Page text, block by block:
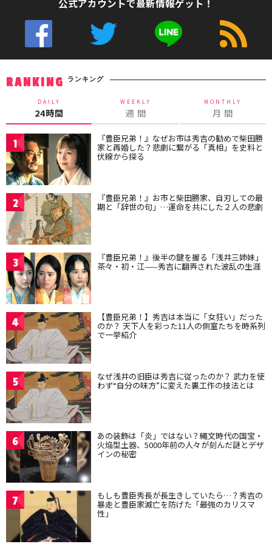
公式アカウントで最新情報ゲット！
RANKING ランキング
DAILY
24時間
WEEKLY
週 間
MONTHLY
月 間
1 『豊臣兄弟！』なぜお市は秀吉の勧めで柴田勝
家と再婚した？悲劇に繋がる「真相」を史料と
伏線から探る
2 『豊臣兄弟！』お市と柴田勝家、自刃しての最
期と「辞世の句」…運命を共にした２人の悲劇
3 『豊臣兄弟！』後半の鍵を握る「浅井三姉妹」
茶々・初・江——秀吉に翻弄された波乱の生涯
4 【豊臣兄弟！】秀吉は本当に「女狂い」だった
のか？ 天下人を彩った11人の側室たちを時系列
で一挙紹介
5 なぜ浅井の旧臣は秀吉に従ったのか？ 武力を使
わず“自分の味方”に変えた裏工作の技法とは
6 あの装飾は「炎」ではない？縄文時代の国宝・
火焔型土器、5000年前の人々が刻んだ謎とデザ
インの秘密
7 もしも豊臣秀長が長生きしていたら…？秀吉の
暴走と豊臣家滅亡を防げた「最強のカリスマ
性」